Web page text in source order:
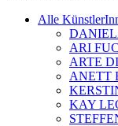
Alle
ARI
ARTE
ANETT
KAY